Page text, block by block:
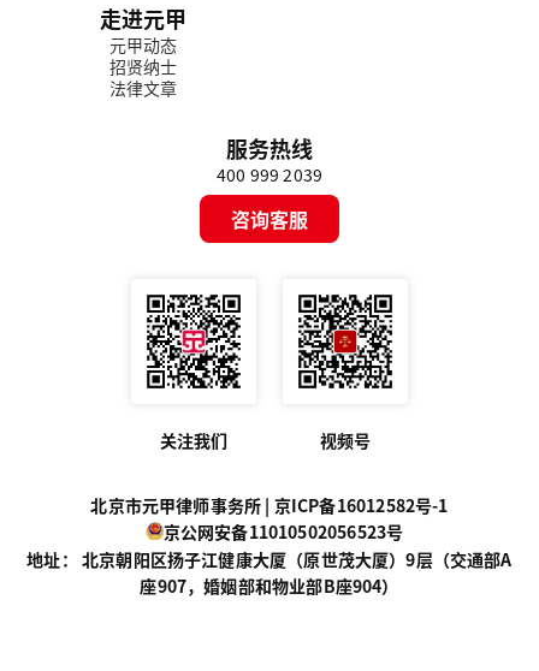
走进元甲
元甲动态
招贤纳士
法律文章
服务热线
400 999 2039
咨询客服
关注我们 视频号
北京市元甲律师事务所 | 京ICP备16012582号-1
京公网安备11010502056523号
地址： 北京朝阳区扬子江健康大厦（原世茂大厦）9层（交通部A
座907，婚姻部和物业部B座904）